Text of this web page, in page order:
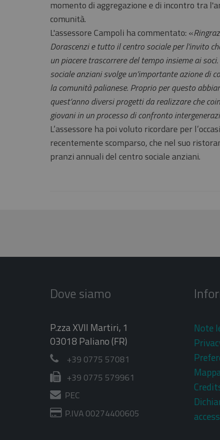
momento di aggregazione e di incontro tra
comunità.
L'assessore Campoli ha commentato: «
Dorascenzi e tutto il centro sociale per l’invito
un piacere trascorrere del tempo insieme ai
sociale anziani svolge un’importante azione di
la comunità palianese. Proprio per questo
quest’anno diversi progetti da realizzare che
giovani in un processo di confronto
L’assessore ha poi voluto ricordare per
recentemente scomparso, che nel suo
pranzi annuali del centro sociale anziani.
Dove siamo
P.zza XVII Martiri, 1
03018 Paliano (FR)
+39 0775 57081
+39 0775 579961
PEC
P.IVA 00274400605
Note